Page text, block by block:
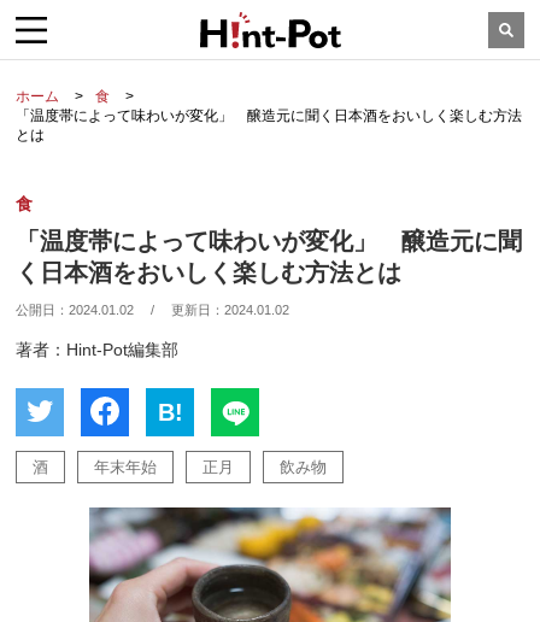
ホーム
食
「温度帯によって味わいが変化」 醸造元に聞く日本酒をおいしく楽しむ方法
とは
食
「温度帯によって味わいが変化」 醸造元に聞
く日本酒をおいしく楽しむ方法とは
公開日：2024.01.02 / 更新日：2024.01.02
著者：Hint-Pot編集部
B!
酒 年末年始 正月 飲み物